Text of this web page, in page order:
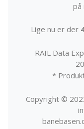
på
Lige nu er der
RAIL Data
*
Copyright ©